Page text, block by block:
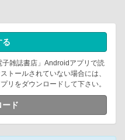
る
雑誌書店」Androidアプリで読
トールされていない場合には、
リをダウンロードして下さい。
ード